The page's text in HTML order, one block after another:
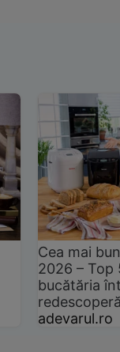
Cea mai
2026 –
bucătăria
adevarul.ro